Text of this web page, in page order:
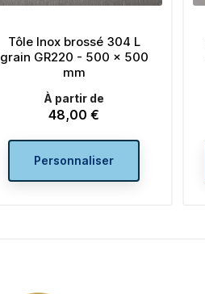
Tôle Inox brossé 304 L
grain GR220 - 500 x 500
mm
À partir de
Prix
48,00 €
Personnaliser